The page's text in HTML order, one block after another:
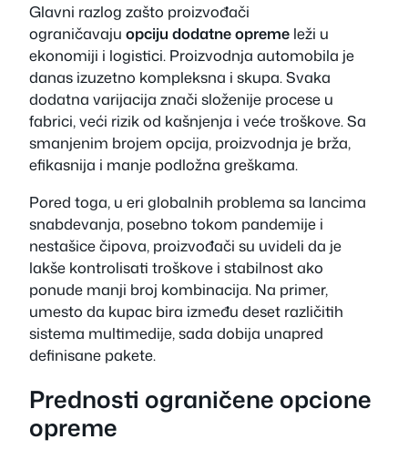
Glavni razlog zašto proizvođači
ograničavaju opciju dodatne opreme leži u
ekonomiji i logistici. Proizvodnja automobila je
danas izuzetno kompleksna i skupa. Svaka
dodatna varijacija znači složenije procese u
fabrici, veći rizik od kašnjenja i veće troškove. Sa
smanjenim brojem opcija, proizvodnja je brža,
efikasnija i manje podložna greškama.
Pored toga, u eri globalnih problema sa lancima
snabdevanja, posebno tokom pandemije i
nestašice čipova, proizvođači su uvideli da je
lakše kontrolisati troškove i stabilnost ako
ponude manji broj kombinacija. Na primer,
umesto da kupac bira između deset različitih
sistema multimedije, sada dobija unapred
definisane pakete.
Prednosti ograničene opcione
opreme